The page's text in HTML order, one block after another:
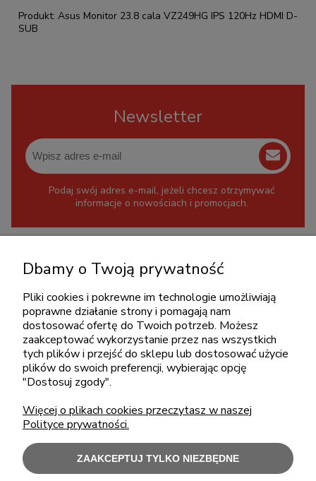
Produkt: Asus Monitor 23.8 cala VZ249HG IPS 120Hz HDMI D-
SUB
Newsletter
Podaj swój adres e-mail, jeżeli chcesz otrzymywać
informacje o nowościach i promocjach.
+48 717345566
pon.-piąt.: 08:00-16:00
sklep@cebit.pl
ZAKUPY
POMOC
MOJE KONTO
Dbamy o Twoją prywatność
Pliki cookies i pokrewne im technologie umożliwiają
poprawne działanie strony i pomagają nam
dostosować ofertę do Twoich potrzeb. Możesz
zaakceptować wykorzystanie przez nas wszystkich
tych plików i przejść do sklepu lub dostosować użycie
plików do swoich preferencji, wybierając opcję
"Dostosuj zgody".
Więcej o plikach cookies przeczytasz w naszej
Polityce prywatności.
ZAAKCEPTUJ TYLKO NIEZBĘDNE